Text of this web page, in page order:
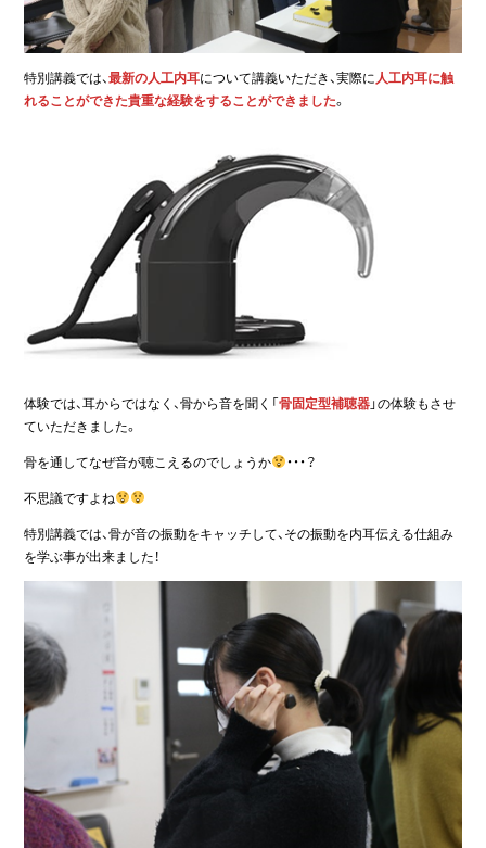
特別講義では、最新の人工内耳について講義いただき、実際に人工内耳に触
れることができた貴重な経験をすることができました。
体験では、耳からではなく、骨から音を聞く「骨固定型補聴器」の体験もさせ
ていただきました。
骨を通してなぜ音が聴こえるのでしょうか
・・・？
不思議ですよね
特別講義では、骨が音の振動をキャッチして、その振動を内耳伝える仕組み
を学ぶ事が出来ました！